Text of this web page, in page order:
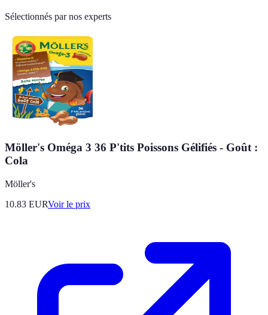
Sélectionnés par nos experts
Möller's Oméga 3 36 P'tits Poissons Gélifiés - Goût :
Cola
Möller's
10.83 EURVoir le prix